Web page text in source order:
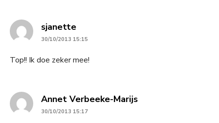
sjanettesays:
30/10/2013 15:15
Top!! Ik doe zeker mee!
Annet Verbeeke-Marijssays:
30/10/2013 15:17